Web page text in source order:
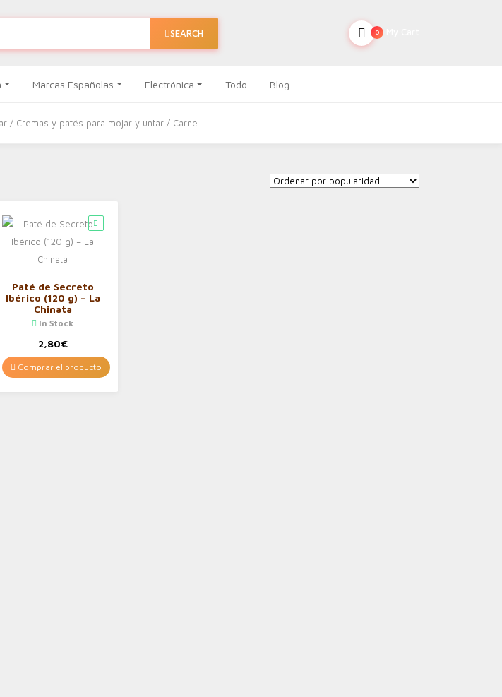
SEARCH 0
Marcas Españolas Electrónica Todo Blog
/ Cremas y patés para mojar y untar / Carne
Paté de Secreto
Ibérico (120 g) – La
Chinata
In Stock
2,80€
Comprar el producto